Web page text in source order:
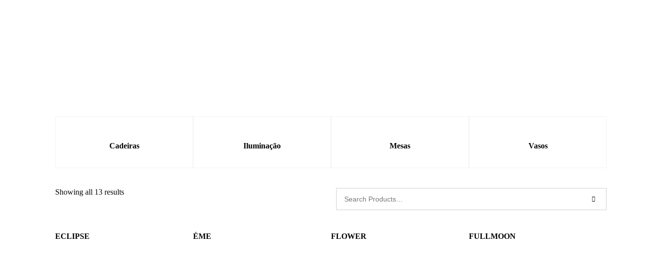
Cadeiras Iluminação Mesas Vasos
Showing all 13 results
ECLIPSE ÉME FLOWER FULLMOON